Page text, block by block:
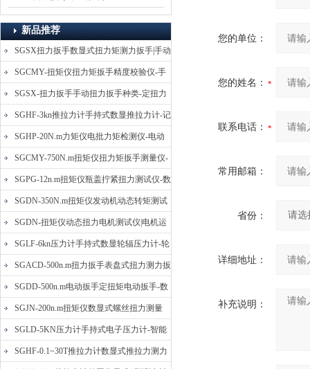
新品推荐
SGSX扭力扳手数显式扭力矩测力扳手|手动
定扭矩检测扳手
SGCMY-扭矩仪扭力矩扳手精度校验仪-手
动扳子扭矩校准仪
SGSX-扭力扳手手动扭力扳手种类-定扭力
矩检测扳手价格
SGHF-3kn推拉力计手持式数显推拉力计-记
忆数据拉压力测力计
SGHP-20N.m力矩仪电批力矩检测仪-电动
螺丝批扭力矩测试仪
SGCMY-750N.m扭矩仪扭力矩扳手测量仪-
校准扳手扭力精度测试仪
SGPG-12n.m扭矩仪瓶盖拧紧扭力测试仪-数
显式瓶盖扭力矩仪
SGDN-350N.m扭矩仪发动机动态转矩测试
仪-动态电机扭矩测量仪
SGDN-扭矩仪动态扭力电机测试仪|电机运
转摩擦力扭矩仪
SGLF-6kn压力计手持式数显轮辐压力计-轮
辐称重压力测力计
SGACD-500n.m扭力扳手表盘式扭力测力扳
手-表盘扭力矩检测扳手
SGDD-500n.m电动扳手定扭矩电动扳手-数
显式电动定扭力矩扳手
SGJN-200n.m扭矩仪数显式螺丝扭力测量
仪-螺栓扭力矩测试仪
SGLD-5KN压力计手持式电子压力计-智能
电子式压力测力计
SGHF-0.1~30T推拉力计数显式推拉力测力
您的单位：
您的姓名：
联系电话：
常用邮箱：
省份：
详细地址：
补充说明：